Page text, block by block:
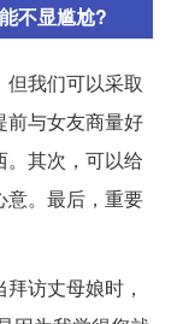
不显尴尬?
我们可以采取
前与女友商量好
。其次，可以给
意。最后，重要
访丈母娘时，